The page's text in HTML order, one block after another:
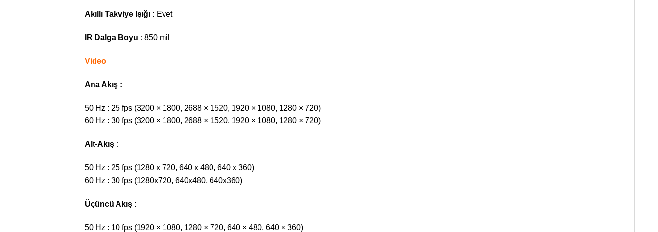
Akıllı Takviye Işığı : Evet
IR Dalga Boyu : 850 mil
Video
Ana Akış :
50 Hz : 25 fps (3200 × 1800, 2688 × 1520, 1920 × 1080, 1280 × 720)
60 Hz : 30 fps (3200 × 1800, 2688 × 1520, 1920 × 1080, 1280 × 720)
Alt-Akış :
50 Hz : 25 fps (1280 x 720, 640 x 480, 640 x 360)
60 Hz : 30 fps (1280x720, 640x480, 640x360)
Üçüncü Akış :
50 Hz : 10 fps (1920 × 1080, 1280 × 720, 640 × 480, 640 × 360)